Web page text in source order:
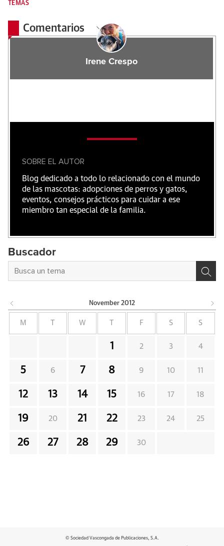
TEMAS
Comentarios
Irene Crespo
SOBRE EL AUTOR
Blog dedicado a todo lo relacionado con el mundo
de las mascotas: adopciones de perros y gatos,
eventos, consejos prácticos para cuidar a ese
miembro tan especial de la familia.
Buscador
November 2012
M T W T F S S
1 2 3 4
5 6 7 8 9 10 11
12 13 14 15 16 17 18
19 20 21 22 23 24 25
26 27 28 29 30
© Sociedad Vascongada de Publicaciones, S.A.